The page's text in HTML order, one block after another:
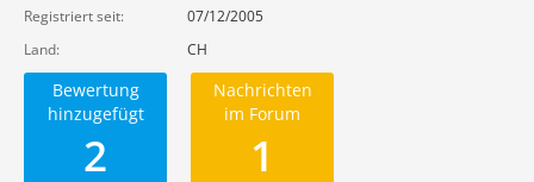
Registriert seit
07/12/2005
Land
CH
Bewertung
hinzugefügt
2
Nachrichten
im Forum
1